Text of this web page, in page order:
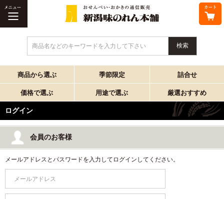
商品名などのキーワードを入力して下さい
商品から選ぶ 季節限定 詰合せ
価格で選ぶ 用途で選ぶ 厳選おすすめ
ログイン
会員のお客様
メールアドレスとパスワードを入力してログインしてください。